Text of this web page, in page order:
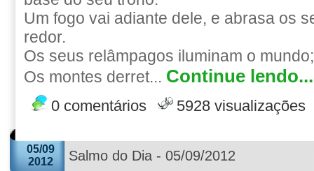
Um fogo vai adiante dele, e abrasa os
redor.
Os seus relâmpagos iluminam o
Os montes derret... Continue lendo...
0 comentários 5928 visualizações
05/09
2012
Salmo do Dia - 05/09/2012